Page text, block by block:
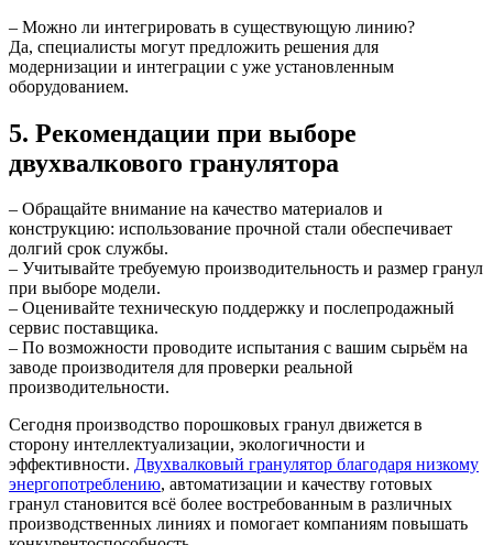
– Можно ли интегрировать в существующую линию?
Да, специалисты могут предложить решения для
модернизации и интеграции с уже установленным
оборудованием.
5. Рекомендации при выборе
двухвалкового гранулятора
– Обращайте внимание на качество материалов и
конструкцию: использование прочной стали обеспечивает
долгий срок службы.
– Учитывайте требуемую производительность и размер гранул
при выборе модели.
– Оценивайте техническую поддержку и послепродажный
сервис поставщика.
– По возможности проводите испытания с вашим сырьём на
заводе производителя для проверки реальной
производительности.
Сегодня производство порошковых гранул движется в
сторону интеллектуализации, экологичности и
эффективности. Двухвалковый гранулятор благодаря низкому
энергопотреблению, автоматизации и качеству готовых
гранул становится всё более востребованным в различных
производственных линиях и помогает компаниям повышать